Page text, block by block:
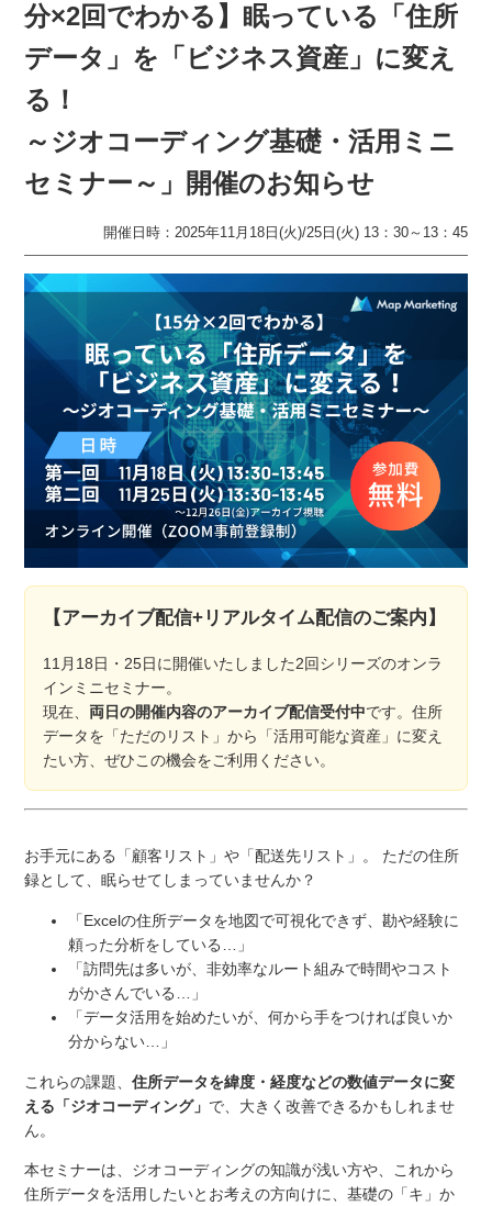
分×2回でわかる】眠っている「住所
データ」を「ビジネス資産」に変え
る！
～ジオコーディング基礎・活用ミニ
セミナー～」開催のお知らせ
開催日時：2025年11月18日(火)/25日(火) 13：30～13：45
【アーカイブ配信+リアルタイム配信のご案内】
11月18日・25日に開催いたしました2回シリーズのオンラ
インミニセミナー。
現在、 両日の開催内容のアーカイブ配信受付中です。住所
データを「ただのリスト」から「活用可能な資産」に変え
たい方、ぜひこの機会をご利用ください。
お手元にある「顧客リスト」や「配送先リスト」。 ただの住所
録として、眠らせてしまっていませんか？
「Excelの住所データを地図で可視化できず、勘や経験に
頼った分析をしている…」
「訪問先は多いが、非効率なルート組みで時間やコスト
がかさんでいる…」
「データ活用を始めたいが、何から手をつければ良いか
分からない…」
これらの課題、住所データを緯度・経度などの数値データに変
える「ジオコーディング」 で、大きく改善できるかもしれませ
ん。
本セミナーは、ジオコーディングの知識が浅い方や、これから
住所データを活用したいとお考えの方向けに、基礎の「キ」か